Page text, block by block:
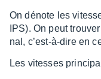
On dénote les
IPS). On peut
nal, c’est-à-dire en
Les vitesses